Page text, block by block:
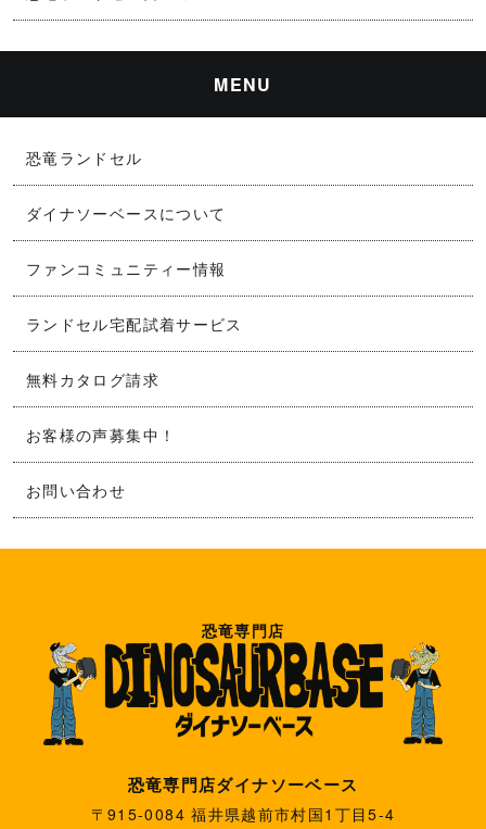
MENU
恐竜ランドセル
ダイナソーベースについて
ファンコミュニティー情報
ランドセル宅配試着サービス
無料カタログ請求
お客様の声募集中！
お問い合わせ
恐竜専門店
恐竜専門店ダイナソーベース
〒915-0084 福井県越前市村国1丁目5-4